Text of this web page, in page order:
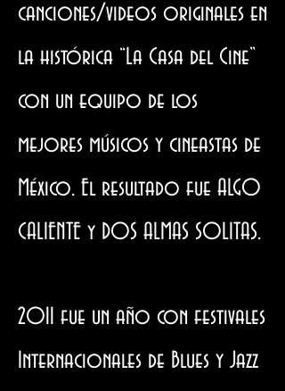
canciones/videos originales en
la histórica “La Casa del Cine”
con un equipo de los
mejores músicos y cineastas de
México. El resultado fue ALGO
CALIENTE y DOS ALMAS SOLITAS.
2011 fue un año con festivales
Internacionales de Blues y Jazz